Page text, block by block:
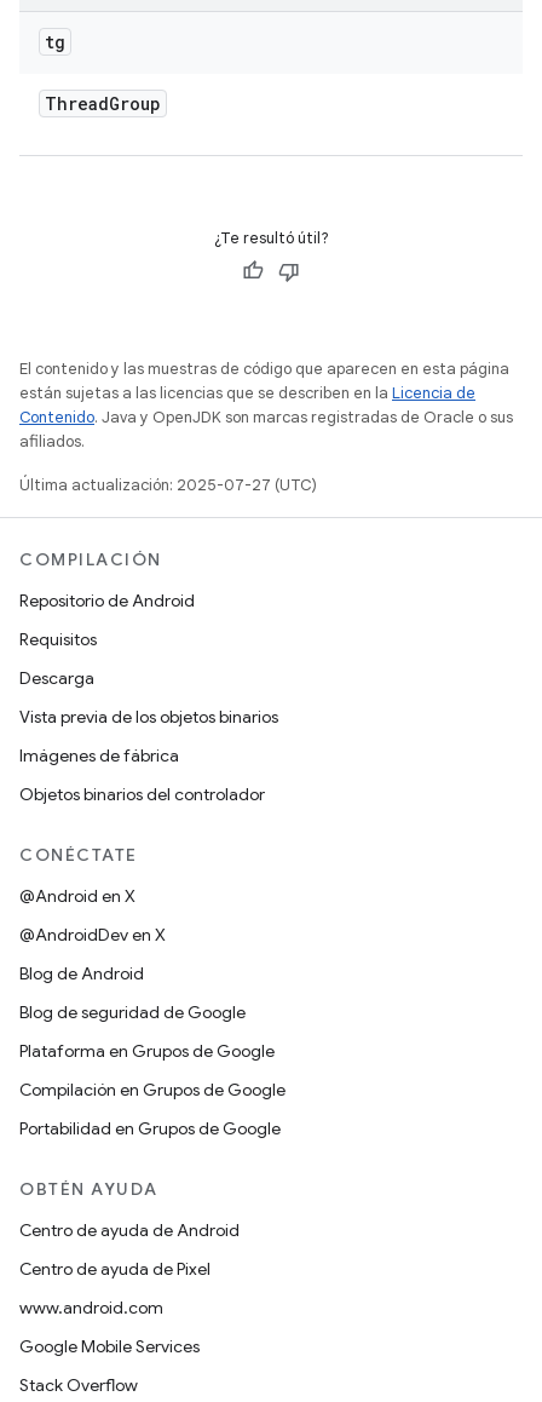
tg
ThreadGroup
¿Te resultó útil?
El contenido y las muestras de código que aparecen en esta página
están sujetas a las licencias que se describen en la Licencia de
Contenido. Java y OpenJDK son marcas registradas de Oracle o sus
afiliados.
Última actualización: 2025-07-27 (UTC)
COMPILACIÓN
Repositorio de Android
Requisitos
Descarga
Vista previa de los objetos binarios
Imágenes de fábrica
Objetos binarios del controlador
CONÉCTATE
@Android en X
@AndroidDev en X
Blog de Android
Blog de seguridad de Google
Plataforma en Grupos de Google
Compilación en Grupos de Google
Portabilidad en Grupos de Google
OBTÉN AYUDA
Centro de ayuda de Android
Centro de ayuda de Pixel
www.android.com
Google Mobile Services
Stack Overflow